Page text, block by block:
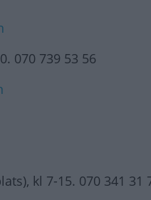
070 739 53 56
kl 7-15. 070 341 31